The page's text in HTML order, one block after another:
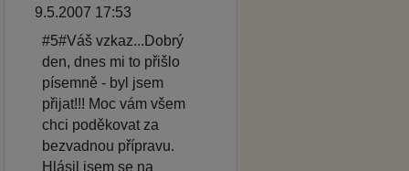
9.5.2007 17:53
#5#Váš vzkaz...Dobrý
den, dnes mi to přišlo
písemně - byl jsem
přijat!!! Moc vám všem
chci poděkovat za
bezvadnou přípravu.
Hlásil jsem se na